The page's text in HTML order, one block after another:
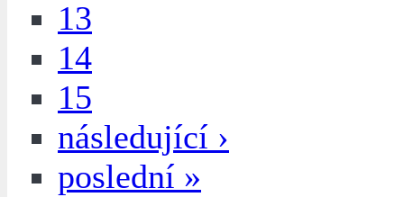
13
14
15
následující ›
poslední »